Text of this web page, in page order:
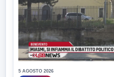
5 AGOSTO 2026